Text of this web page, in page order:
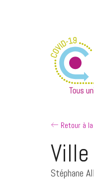
Retour à
Stéphane